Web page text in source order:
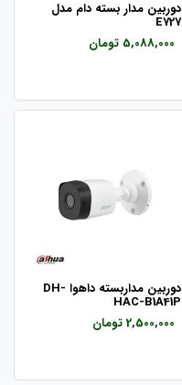
دوربین مدار بسته دام مدل
E727
5,088,000 تومان
دوربین مداربسته داهوا DH-
HAC-B1A41P
2,500,000 تومان